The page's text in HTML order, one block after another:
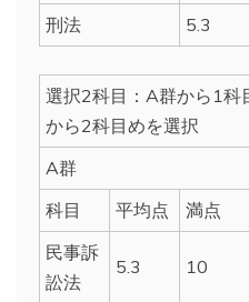
刑法
5.3
選択2科目：A群から1科
から2科目めを選択
A群
科目
平均点 満点
民事訴
訟法
5.3 10